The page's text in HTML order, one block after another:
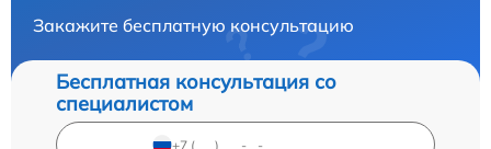
Закажите бесплатную консультацию
Бесплатная консультация со
специалистом